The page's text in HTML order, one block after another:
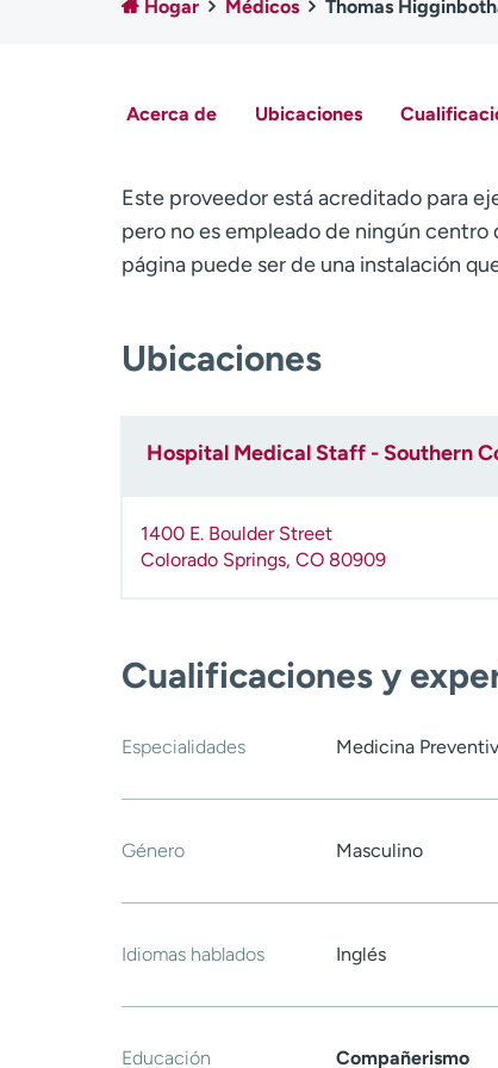
Hogar Médicos Thomas
Acerca de Ubicaciones
Este proveedor está acreditado para
pero no es empleado de ningún
página puede ser de una instalación
Ubicaciones
Hospital Medical Staff - Southern
1400 E. Boulder Street
Colorado Springs, CO 80909
Cualificaciones y
Especialidades Medicina
Género Masculino
Idiomas hablados Inglés
Educación Compañerismo